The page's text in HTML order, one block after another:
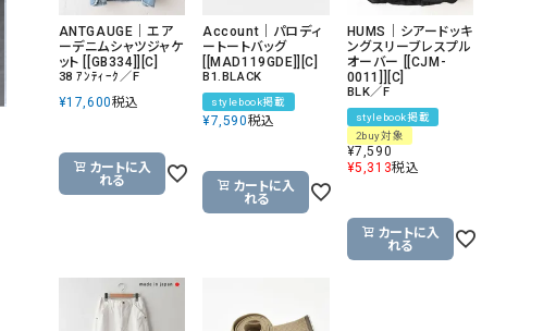
Ampersand（アンパサンド）
Antiquite's（アンティークス）
NATURAL LAUNDRY（ナ
リー）
Audition（オーディション）
ORDINARY FITS（オーディ
ツ）
blue willow（ブルーウィロー） Osmosis（オズモシス）
blue willow（ブルーウィロー）
PUMA（プーマ）
CONVERSE ALL STAR（コンバースオー
ルスター）
ANTGAUGE｜エア
ーデニムシャツジャケ
ット [[GB334]][C]
38 ｱﾝﾃｨｰｸ／F
¥17,600税込
カートに入
れる
Account｜パロディ
ートートバッグ
[[MAD119GDE]][C]
B1.BLACK
stylebook掲載
¥7,590税込
カートに入
れる
HUMS｜シアードッキ
ングスリーブレスプル
オーバー [[CJM-
0011]][C]
BLK／F
stylebook掲載
2buy対象
¥7,590
¥5,313税込
カートに入
れる